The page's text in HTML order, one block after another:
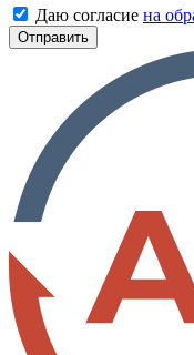
Даю согласие на
Отправить